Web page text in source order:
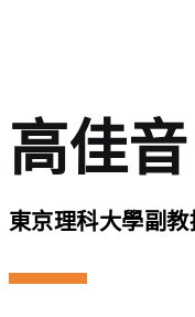
高佳音
東京理科大學副教